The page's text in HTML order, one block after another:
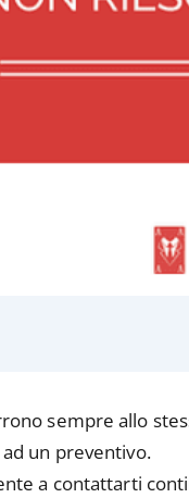
sempre allo
un preventivo.
a contattarti